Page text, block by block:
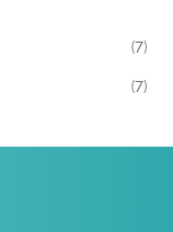
(7)
(7)